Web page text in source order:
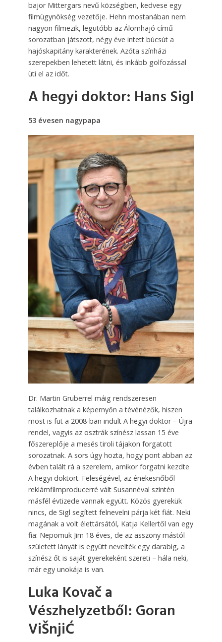
bajor Mittergars nevű községben, kedvese egy
filmügynökség vezetője. Hehn mostanában nem
nagyon filmezik, legutóbb az Álomhajó című
sorozatban játszott, négy éve intett búcsút a
hajóskapitány karakterének. Azóta színházi
szerepekben lehetett látni, és inkább golfozással
üti el az időt.
A hegyi doktor: Hans Sigl
53 évesen nagypapa
Dr. Martin Gruberrel máig rendszeresen
találkozhatnak a képernyőn a tévénézők, hiszen
most is fut a 2008-ban indult A hegyi doktor – Újra
rendel, vagyis az osztrák színész lassan 15 éve
főszereplője a mesés tiroli tája­kon forgatott
sorozatnak. A sors úgy hozta, hogy pont abban az
évben talált rá a szerelem, amikor forgatni kezdte
A hegyi doktort. Feleségével, az énekesnőből
reklámfilmproducerré vált Susannéval szintén
másfél évtizede vannak együtt. Közös gyerekük
nincs, de Sigl segített felnevelni párja két fiát. Neki
magának a volt élettársától, Katja Kellertől van egy
fia: Nepomuk Jim 18 éves, de az asszony mástól
született lányát is együtt nevelték egy darabig, a
színész őt is saját gyerekeként szereti – hála neki,
már egy unokája is van.
Luka Kovač a
Vészhelyzetből: Goran
ViŠnjiĆ